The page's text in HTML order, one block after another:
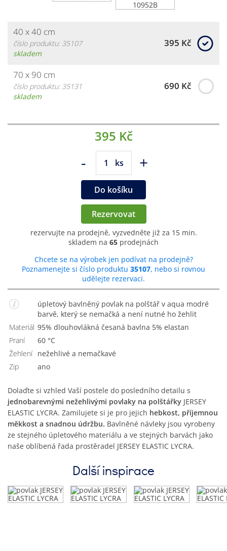
40 x 40 cm
číslo produktu: 35107
skladem
395 Kč
70 x 90 cm
číslo produktu: 35131
skladem
690 Kč
395 Kč
- ks +
Do košíku
Rezervovat
rezervujte na prodejně, vyzvedněte již za 15 min.
skladem na 65 prodejnách
Chcete se na výrobek jen podívat na prodejně?
Poznamenejte si číslo produktu 35107, nebo si rovnou
udělejte rezervaci.
úpletový bavlněný povlak na polštář v aqua modré
barvě, který se nemačká a není nutné ho žehlit
Materiál
95% dlouhovlákná česaná bavlna 5% elastan
Praní
60 °C
Žehlení
nežehlivé a nemačkavé
Zip
Ano
Dolaďte si vzhled Vaší postele do posledního detailu s
jednobarevnými nežehlivými povlaky na polštářky JERSEY
ELASTIC LYCRA. Zamilujete si je pro jejich hebkost, příjemnou
měkkost a snadnou údržbu. Bavlněné návleky jsou vyrobeny
ze stejného úpletového materiálu a ve stejných barvách jako
naše oblíbená řada prostěradel JERSEY ELASTIC LYCRA.
Další inspirace